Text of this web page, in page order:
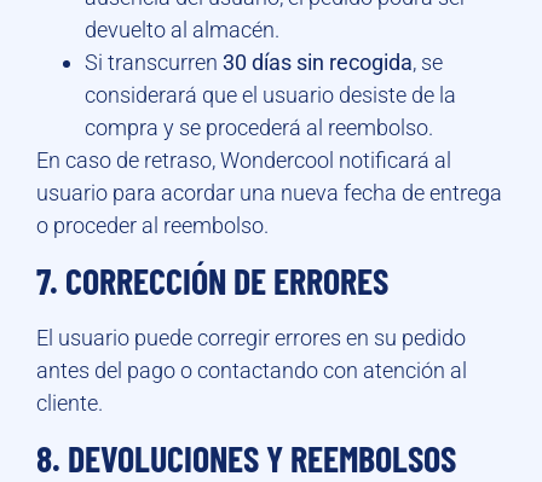
devuelto al almacén.
Si transcurren30 días sin recogida, se
considerará que el usuario desiste de la
compra y se procederá al reembolso.
En caso de retraso, Wondercool notificará al
usuario para acordar una nueva fecha de entrega
o proceder al reembolso.
7. CORRECCIÓN DE ERRORES
El usuario puede corregir errores en su pedido
antes del pago o contactando con atención al
cliente.
8. DEVOLUCIONES Y REEMBOLSOS